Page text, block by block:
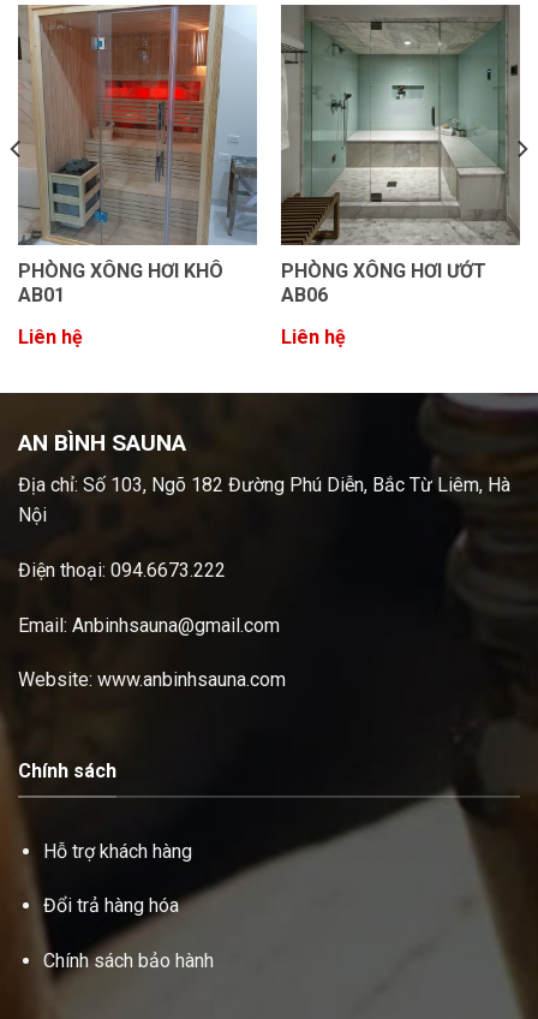
PHÒNG XÔNG HƠI KHÔ
AB01
Liên hệ
PHÒNG XÔNG HƠI ƯỚT
AB06
Liên hệ
AN BÌNH SAUNA
Địa chỉ: Số 103, Ngõ 182 Đường Phú Diễn, Bắc Từ Liêm, Hà
Nội
Điện thoại: 094.6673.222
Email: Anbinhsauna@gmail.com
Website: www.anbinhsauna.com
Chính sách
Hỗ trợ khách hàng
Đổi trả hàng hóa
Chính sách bảo hành